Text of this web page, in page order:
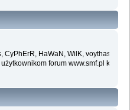
CyPhErR, HaWaN, WilK, voythas i
forum www.smf.pl którzy